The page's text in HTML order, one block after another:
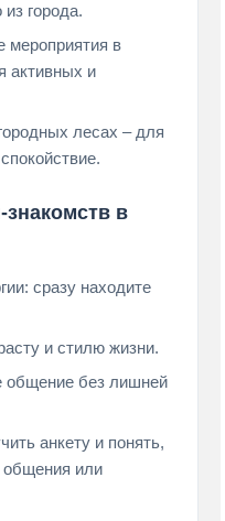
из города.
мероприятия в
активных и
лесах – для
в
сразу находите
и стилю жизни.
общение без лишней
анкету и понять,
общения или